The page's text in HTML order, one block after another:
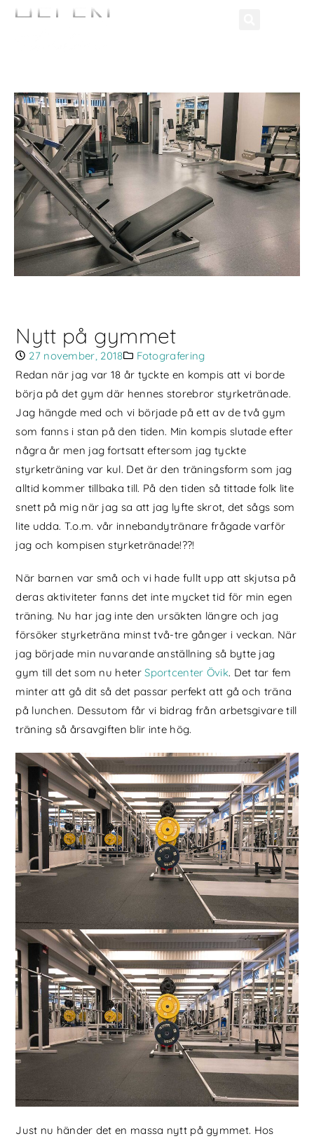
Nytt på gymmet
27 november, 2018
Fotografering
Redan när jag var 18 år tyckte en kompis att vi borde
börja på det gym där hennes storebror styrketränade.
Jag hängde med och vi började på ett av de två gym
som fanns i stan på den tiden. Min kompis slutade efter
några år men jag fortsatt eftersom jag tyckte
styrketräning var kul. Det är den träningsform som jag
alltid kommer tillbaka till. På den tiden så tittade folk lite
snett på mig när jag sa att jag lyfte skrot, det sågs som
lite udda. T.o.m. vår innebandytränare frågade varför
jag och kompisen styrketränade!??!
När barnen var små och vi hade fullt upp att skjutsa på
deras aktiviteter fanns det inte mycket tid för min egen
träning. Nu har jag inte den ursäkten längre och jag
försöker styrketräna minst två-tre gånger i veckan. När
jag började min nuvarande anställning så bytte jag
gym till det som nu heterSportcenter Övik. Det tar fem
minter att gå dit så det passar perfekt att gå och träna
på lunchen. Dessutom får vi bidrag från arbetsgivare till
träning så årsavgiften blir inte hög.
Just nu händer det en massa nytt på gymmet. Hos